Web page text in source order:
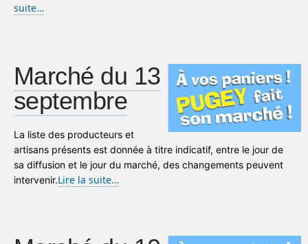
suite…
Marché du 13
septembre
La liste des producteurs et
artisans présents est donnée à titre indicatif, entre le jour de
sa diffusion et le jour du marché, des changements peuvent
intervenir.Lire la suite…